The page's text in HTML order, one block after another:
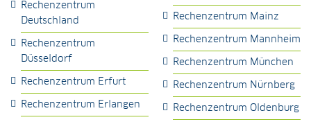
Rechenzentrum
Deutschland
Rechenzentrum
Düsseldorf
Rechenzentrum Erfurt
Rechenzentrum Erlangen
Rechenzentrum Mainz
Rechenzentrum Mannheim
Rechenzentrum München
Rechenzentrum Nürnberg
Rechenzentrum Oldenburg